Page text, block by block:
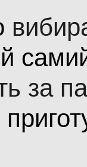
за